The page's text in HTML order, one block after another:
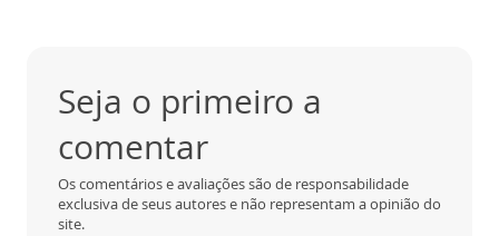
Seja o primeiro a
comentar
Os comentários e avaliações são de responsabilidade
exclusiva de seus autores e não representam a opinião do
site.